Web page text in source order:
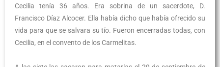
Cecilia tenía 36 años. Era sobrina de un sacerdote, D.
Francisco Díaz Alcocer. Ella había dicho que había ofrecido su
vida para que se salvara su tío. Fueron encerradas todas, con
Cecilia, en el convento de los Carmelitas.